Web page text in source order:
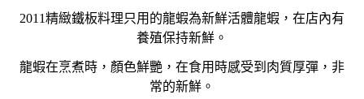
2011精緻鐵板料理只用的龍蝦為新鮮活體龍蝦，在店內有
養殖保持新鮮。
龍蝦在烹煮時，顏色鮮艷，在食用時感受到肉質厚彈，非
常的新鮮。